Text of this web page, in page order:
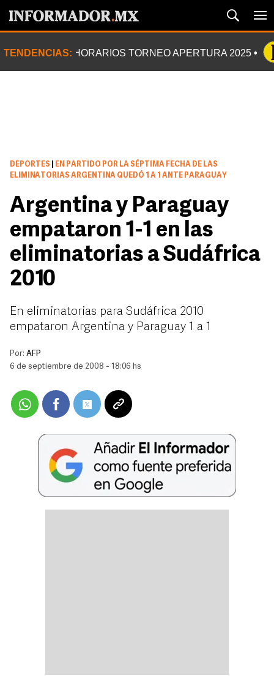
TENDENCIAS: HORARIOS TORNEO APERTURA 2025
DEPORTES
EN PARTIDO POR LA SÉPTIMA FECHA DE LAS
ELIMINATORIAS ARGENTINA QUEDÓ 1 A 1 ANTE PARAGUAY
Argentina y Paraguay
empataron 1-1 en las
eliminatorias a Sudáfrica
2010
En eliminatorias para Sudáfrica 2010
empataron Argentina y Paraguay 1 a 1
Por: AFP
6 de septiembre de 2008 - 18:06 hs